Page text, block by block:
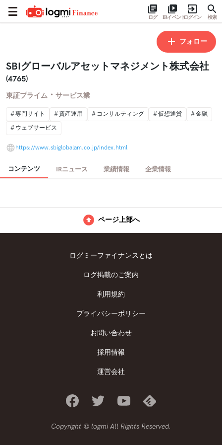
ログ IRイベントログイン 検索
フォロー
SBIグローバルアセットマネジメント株式会社
(4765)
東証プライム ・ サービス業
専門サイト 資産運用 コンサルティング 仮想通貨
金融
ウェブサービス
https://www.sbiglobalam.co.jp/index.html
コンテンツ IRニュース 業績情報 企業情報
ページ上部へ
ログミーファイナンスとは
ログ掲載のご案内
利用規約
プライバシーポリシー
お問い合わせ
採用情報
運営会社
Copyright © logmi All Rights Reserved.